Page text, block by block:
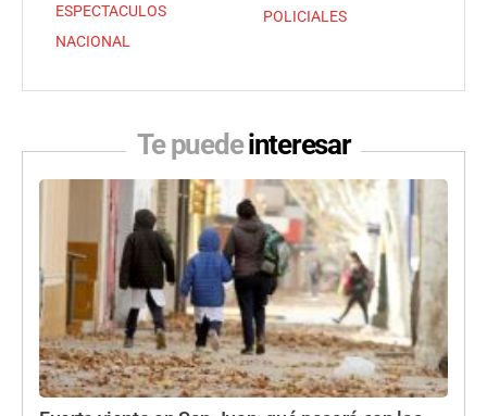
ESPECTACULOS
NACIONAL
POLICIALES
Te puedeinteresar